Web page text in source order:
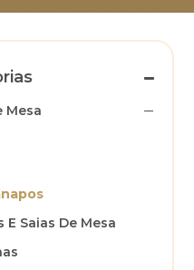
Mesa
E Saias De Mesa